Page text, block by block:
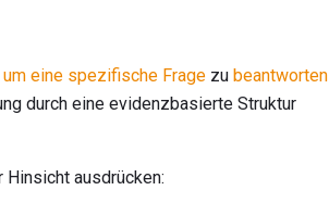
um eine spezifische Frage zu beantworten
durch eine evidenzbasierte Struktur
ausdrücken: